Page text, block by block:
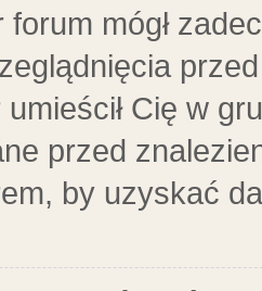
forum mógł
Cię w
przed
by uzyskać